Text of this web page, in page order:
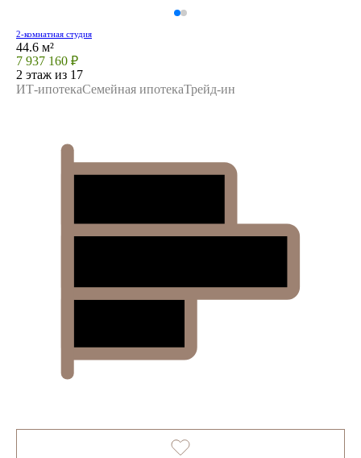
2-комнатная студия
44.6 м²
7 937 160 ₽
2 этаж из 17
ИТ-ипотекаСемейная ипотекаТрейд-ин